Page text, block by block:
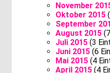
November
Oktober 2015
September
August 2015
Juli 2015 (3
Juni 2015 (6
Mai 2015 (4
April 2015 (4